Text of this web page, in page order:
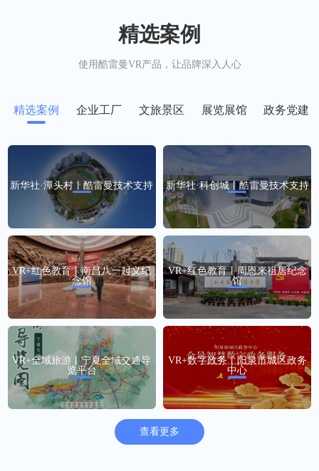
精选案例
使用酷雷曼VR产品，让品牌深入人心
精选案例 企业工厂 文旅景区 展览展馆 政务党建
新华社·潭头村丨酷雷曼技术支持 新华社·科创城丨酷雷曼技术支持
VR+红色教育丨南昌八一起义纪
念馆
VR+红色教育丨周恩来祖居纪念
馆
VR+全域旅游丨宁夏全域交通导
览平台
VR+数字政务丨阳泉市城区政务
中心
查看更多